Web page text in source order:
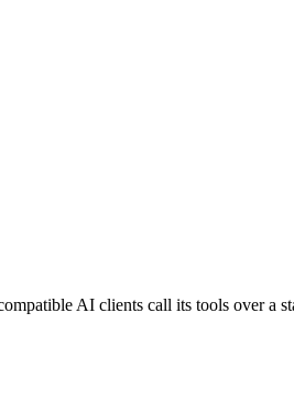
AI clients call its tools over a